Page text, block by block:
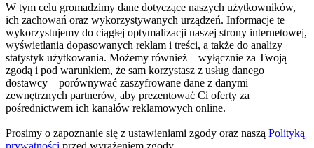
W tym celu gromadzimy dane dotyczące naszych użytkowników,
ich zachowań oraz wykorzystywanych urządzeń. Informacje te
wykorzystujemy do ciągłej optymalizacji naszej strony internetowej,
wyświetlania dopasowanych reklam i treści, a także do analizy
statystyk użytkowania. Możemy również – wyłącznie za Twoją
zgodą i pod warunkiem, że sam korzystasz z usług danego
dostawcy – porównywać zaszyfrowane dane z danymi
zewnętrznych partnerów, aby prezentować Ci oferty za
pośrednictwem ich kanałów reklamowych online.
Prosimy o zapoznanie się z ustawieniami zgody oraz naszą Polityką
prywatności przed wyrażeniem zgody.